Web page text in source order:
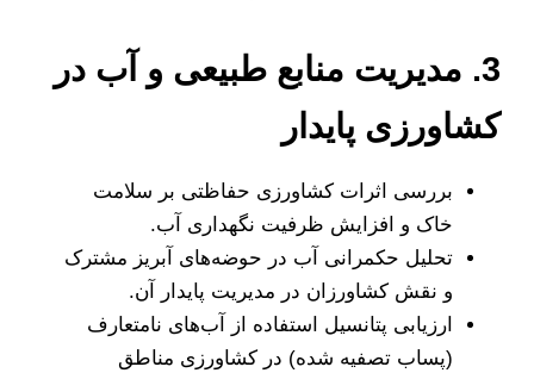
3. مدیریت منابع طبیعی و آب در
کشاورزی پایدار
بررسی اثرات کشاورزی حفاظتی بر سلامت
خاک و افزایش ظرفیت نگهداری آب.
تحلیل حکمرانی آب در حوضه‌های آبریز مشترک
و نقش کشاورزان در مدیریت پایدار آن.
ارزیابی پتانسیل استفاده از آب‌های نامتعارف
(پساب تصفیه شده) در کشاورزی مناطق